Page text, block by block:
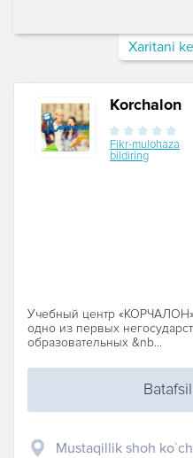
Xaritani
Korchalon
Fikr-mulohaza
bildiring
Учебный центр «КОРЧАЛОН»
одно из первых
образовательных &nb...
Mustaqillik shoh